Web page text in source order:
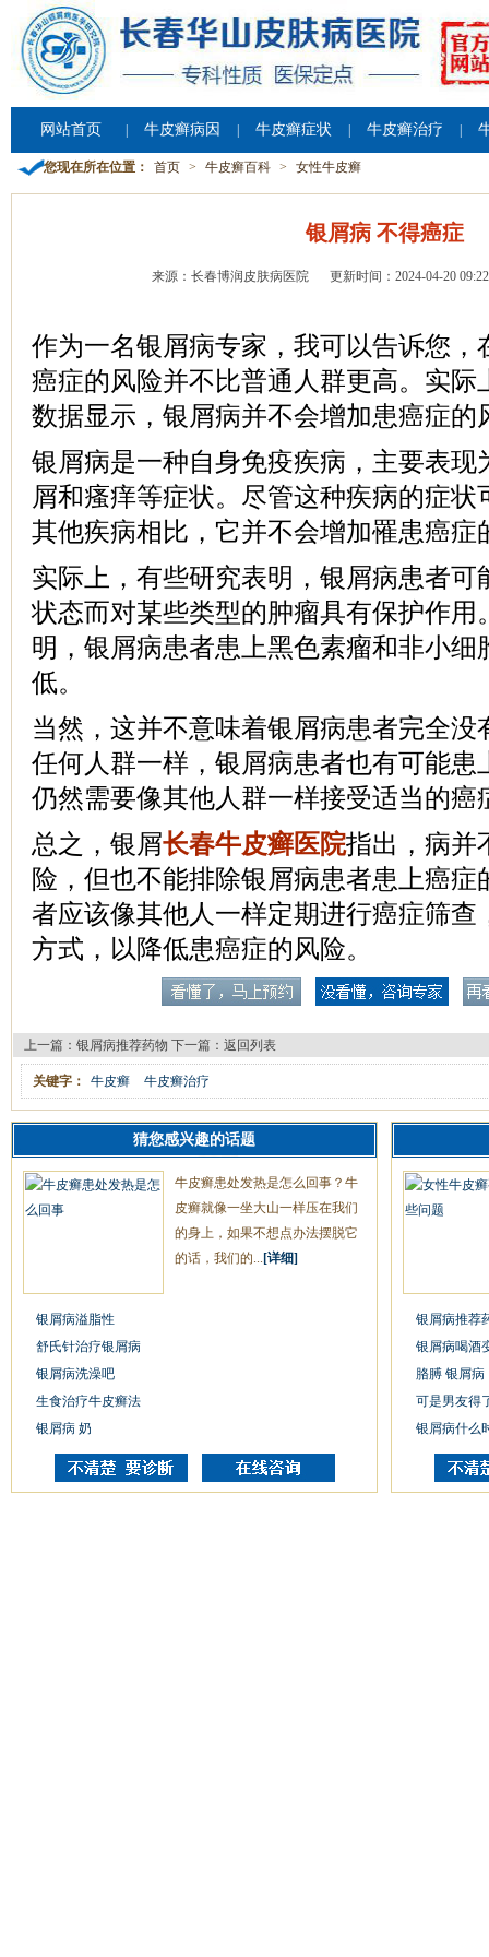
网站首页 牛皮癣病因 牛皮癣症状 牛皮癣治疗
您现在所在位置： 首页 > 牛皮癣百科 > 女性牛皮癣
银屑病 不得癌症
来源：长春博润皮肤病医院 更新时间：2024-04-20
作为一名银屑病专家，我可以告诉您，
癌症的风险并不比普通人群更高。实际
数据显示，银屑病并不会增加患癌症的
银屑病是一种自身免疫疾病，主要表现
屑和瘙痒等症状。尽管这种疾病的症状
其他疾病相比，它并不会增加罹患癌症
实际上，有些研究表明，银屑病患者可
状态而对某些类型的肿瘤具有保护作用
明，银屑病患者患上黑色素瘤和非小细
低。
当然，这并不意味着银屑病患者完全没
任何人群一样，银屑病患者也有可能患
仍然需要像其他人群一样接受适当的癌
总之，银屑长春牛皮癣医院指出，病并
险，但也不能排除银屑病患者患上癌症
者应该像其他人一样定期进行癌症筛查
方式，以降低患癌症的风险。
上一篇： 银屑病推荐药物 下一篇： 返回列表
关键字： 牛皮癣 牛皮癣治疗
猜您感兴趣的话题
牛皮癣患处发热是怎么回事？牛
皮癣就像一坐大山一样压在我们
的身上，如果不想点办法摆脱它
的话，我们的... [详细]
银屑病溢脂性
舒氏针治疗银屑病
银屑病洗澡吧
生食治疗牛皮癣法
银屑病 奶
银屑病推荐
银屑病喝酒
胳膊 银屑病
可是男友得
银屑病什么